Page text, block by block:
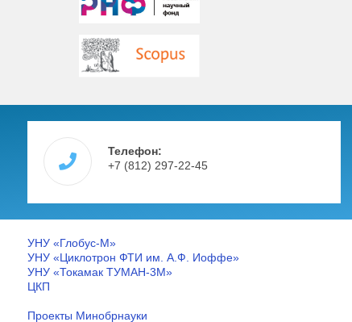
Телефон:
+7 (812) 297-22-45
УНУ «Глобус-М»
УНУ «Циклотрон ФТИ им. А.Ф. Иоффе»
УНУ «Токамак ТУМАН-3М»
ЦКП
Проекты Минобрнауки